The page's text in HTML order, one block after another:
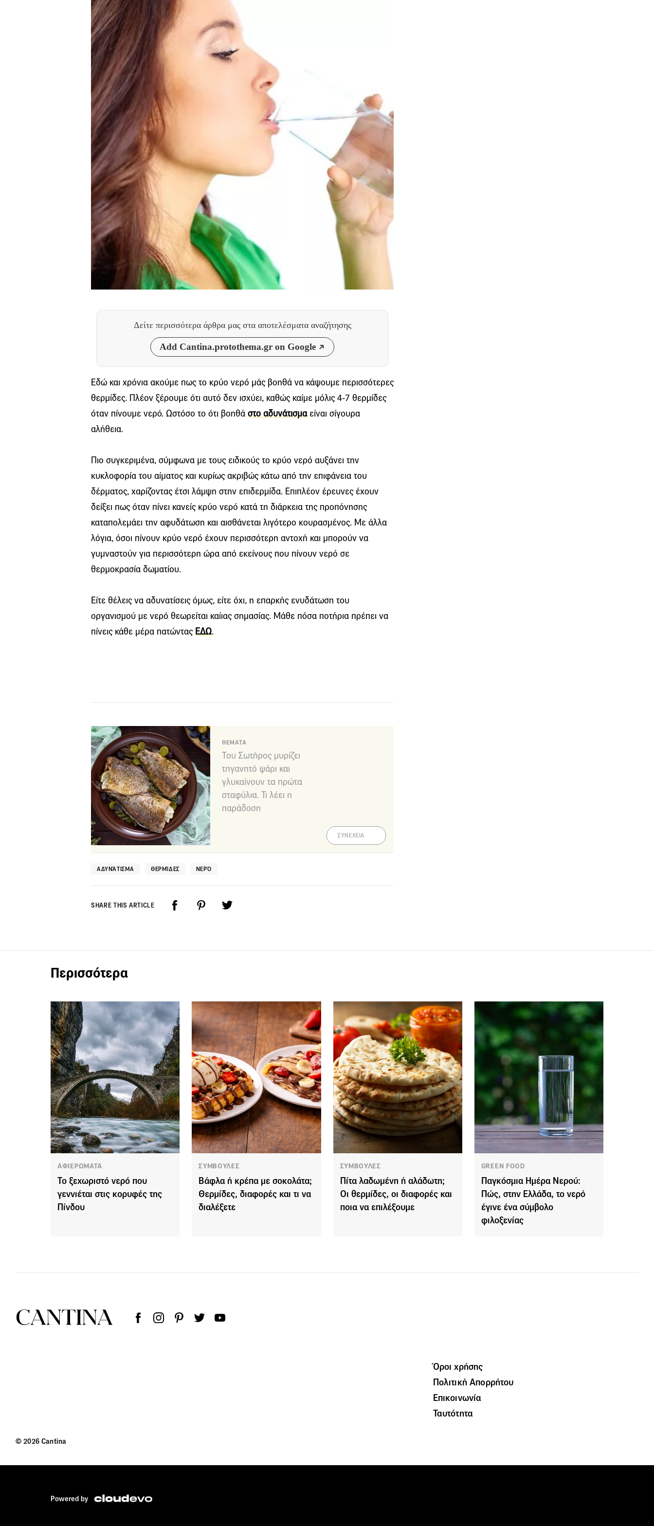
Δείτε περισσότερα άρθρα μας στα αποτελέσματα αναζήτησης
Add Cantina.protothema.gr on Google
Εδώ και χρόνια ακούμε πως το κρύο νερό μάς βοηθά να κάψουμε περισσότερες
θερμίδες. Πλέον ξέρουμε ότι αυτό δεν ισχύει, καθώς καίμε μόλις 4-7 θερμίδες
όταν πίνουμε νερό. Ωστόσο το ότι βοηθά στο αδυνάτισμαείναι σίγουρα
αλήθεια.
Πιο συγκεριμένα, σύμφωνα με τους ειδικούς το κρύο νερό αυξάνει την
κυκλοφορία του αίματος και κυρίως ακριβώς κάτω από την επιφάνεια του
δέρματος, χαρίζοντας έτσι λάμψη στην επιδερμίδα. Επιπλέον έρευνες έχουν
δείξει πως όταν πίνει κανείς κρύο νερό κατά τη διάρκεια της προπόνησης
καταπολεμάει την αφυδάτωση και αισθάνεται λιγότερο κουρασμένος. Με άλλα
λόγια, όσοι πίνουν κρύο νερό έχουν περισσότερη αντοχή και μπορούν να
γυμναστούν για περισσότερη ώρα από εκείνους που πίνουν νερό σε
θερμοκρασία δωματίου.
Είτε θέλεις να αδυνατίσεις όμως, είτε όχι, η επαρκής ενυδάτωση του
οργανισμού με νερό θεωρείται καίιας σημασίας. Μάθε πόσα ποτήρια πρέπει να
πίνεις κάθε μέρα πατώντας ΕΔΩ.
ΘΕΜΑΤΑ
Του Σωτήρος μυρίζει
τηγανητό ψάρι και
γλυκαίνουν τα πρώτα
σταφύλια. Τι λέει η
παράδοση
ΣΥΝΕΧΕΙΑ
ΑΔΥΝΆΤΙΣΜΑ ΘΕΡΜΊΔΕΣ ΝΕΡΌ
SHARE THIS ARTICLE
Περισσότερα
ΑΦΙΕΡΩΜΑΤΑ
Το ξεχωριστό νερό που
γεννιέται στις κορυφές της
Πίνδου
ΣΥΜΒΟΥΛΕΣ
Βάφλα ή κρέπα με σοκολάτα;
Θερμίδες, διαφορές και τι να
διαλέξετε
ΣΥΜΒΟΥΛΕΣ
Πίτα λαδωμένη ή αλάδωτη;
Οι θερμίδες, οι διαφορές και
ποια να επιλέξουμε
GREEN FOOD
Παγκόσμια Ημέρα Νερού:
Πώς, στην Ελλάδα, το νερό
έγινε ένα σύμβολο
φιλοξενίας
Όροι χρήσης
Πολιτική Απορρήτου
Επικοινωνία
Ταυτότητα
© 2026 Cantina
Powered by